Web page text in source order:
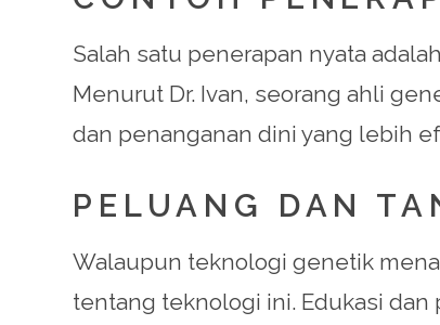
Salah satu penerapan nyata
Menurut Dr. Ivan, seorang ahli
dan penanganan dini yang lebih
PELUANG DAN
Walaupun teknologi genetik
tentang teknologi ini. Edukasi